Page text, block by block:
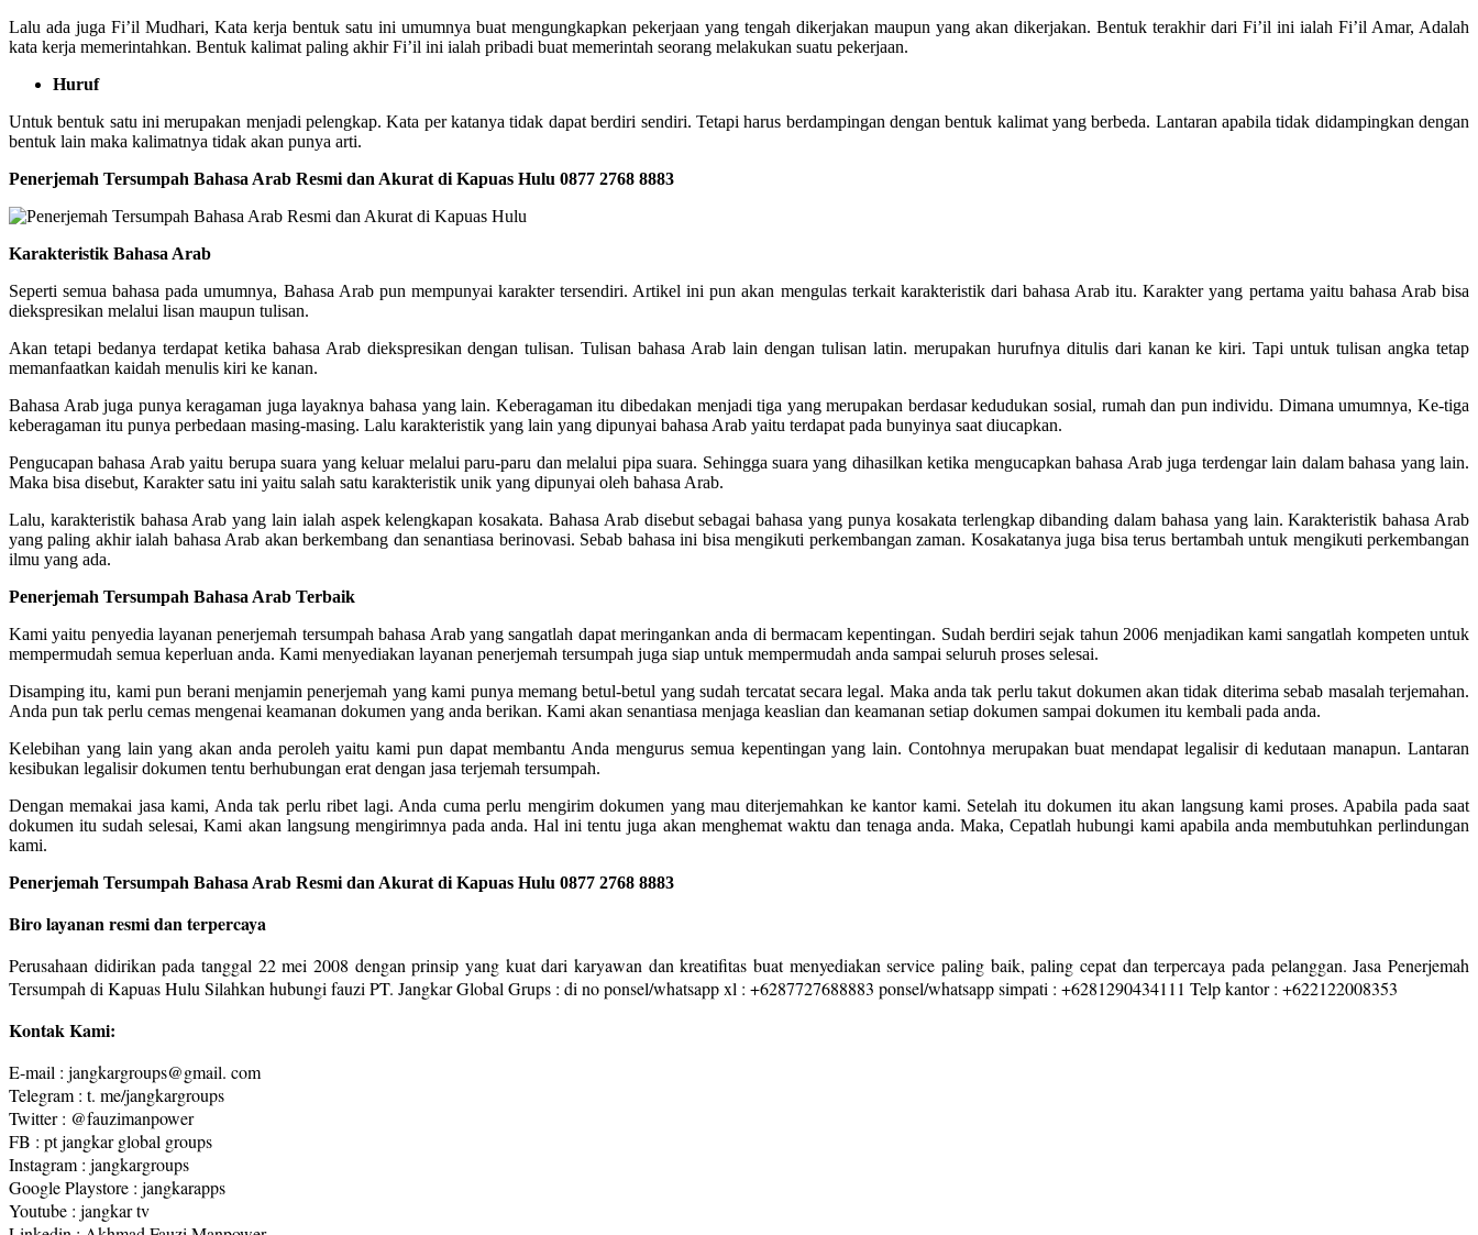
Lalu ada juga Fi’il Mudhari, Kata kerja bentuk satu ini umumnya buat mengungkapkan pekerjaan yang tengah dikerjakan maupun yang akan dikerjakan. Bentuk terakhir dari Fi’il ini ialah Fi’il Amar, Adalah
kata kerja memerintahkan. Bentuk kalimat paling akhir Fi’il ini ialah pribadi buat memerintah seorang melakukan suatu pekerjaan.
Huruf
Untuk bentuk satu ini merupakan menjadi pelengkap. Kata per katanya tidak dapat berdiri sendiri. Tetapi harus berdampingan dengan bentuk kalimat yang berbeda. Lantaran apabila tidak didampingkan dengan
bentuk lain maka kalimatnya tidak akan punya arti.
Penerjemah Tersumpah Bahasa Arab Resmi dan Akurat di Kapuas Hulu 0877 2768 8883
Karakteristik Bahasa Arab
Seperti semua bahasa pada umumnya, Bahasa Arab pun mempunyai karakter tersendiri. Artikel ini pun akan mengulas terkait karakteristik dari bahasa Arab itu. Karakter yang pertama yaitu bahasa Arab bisa
diekspresikan melalui lisan maupun tulisan.
Akan tetapi bedanya terdapat ketika bahasa Arab diekspresikan dengan tulisan. Tulisan bahasa Arab lain dengan tulisan latin. merupakan hurufnya ditulis dari kanan ke kiri. Tapi untuk tulisan angka tetap
memanfaatkan kaidah menulis kiri ke kanan.
Bahasa Arab juga punya keragaman juga layaknya bahasa yang lain. Keberagaman itu dibedakan menjadi tiga yang merupakan berdasar kedudukan sosial, rumah dan pun individu. Dimana umumnya, Ke-tiga
keberagaman itu punya perbedaan masing-masing. Lalu karakteristik yang lain yang dipunyai bahasa Arab yaitu terdapat pada bunyinya saat diucapkan.
Pengucapan bahasa Arab yaitu berupa suara yang keluar melalui paru-paru dan melalui pipa suara. Sehingga suara yang dihasilkan ketika mengucapkan bahasa Arab juga terdengar lain dalam bahasa yang lain.
Maka bisa disebut, Karakter satu ini yaitu salah satu karakteristik unik yang dipunyai oleh bahasa Arab.
Lalu, karakteristik bahasa Arab yang lain ialah aspek kelengkapan kosakata. Bahasa Arab disebut sebagai bahasa yang punya kosakata terlengkap dibanding dalam bahasa yang lain. Karakteristik bahasa Arab
yang paling akhir ialah bahasa Arab akan berkembang dan senantiasa berinovasi. Sebab bahasa ini bisa mengikuti perkembangan zaman. Kosakatanya juga bisa terus bertambah untuk mengikuti perkembangan
ilmu yang ada.
Penerjemah Tersumpah Bahasa Arab Terbaik
Kami yaitu penyedia layanan penerjemah tersumpah bahasa Arab yang sangatlah dapat meringankan anda di bermacam kepentingan. Sudah berdiri sejak tahun 2006 menjadikan kami sangatlah kompeten untuk
mempermudah semua keperluan anda. Kami menyediakan layanan penerjemah tersumpah juga siap untuk mempermudah anda sampai seluruh proses selesai.
Disamping itu, kami pun berani menjamin penerjemah yang kami punya memang betul-betul yang sudah tercatat secara legal. Maka anda tak perlu takut dokumen akan tidak diterima sebab masalah terjemahan.
Anda pun tak perlu cemas mengenai keamanan dokumen yang anda berikan. Kami akan senantiasa menjaga keaslian dan keamanan setiap dokumen sampai dokumen itu kembali pada anda.
Kelebihan yang lain yang akan anda peroleh yaitu kami pun dapat membantu Anda mengurus semua kepentingan yang lain. Contohnya merupakan buat mendapat legalisir di kedutaan manapun. Lantaran
kesibukan legalisir dokumen tentu berhubungan erat dengan jasa terjemah tersumpah.
Dengan memakai jasa kami, Anda tak perlu ribet lagi. Anda cuma perlu mengirim dokumen yang mau diterjemahkan ke kantor kami. Setelah itu dokumen itu akan langsung kami proses. Apabila pada saat
dokumen itu sudah selesai, Kami akan langsung mengirimnya pada anda. Hal ini tentu juga akan menghemat waktu dan tenaga anda. Maka, Cepatlah hubungi kami apabila anda membutuhkan perlindungan
kami.
Penerjemah Tersumpah Bahasa Arab Resmi dan Akurat di Kapuas Hulu 0877 2768 8883
Biro layanan resmi dan terpercaya
Perusahaan didirikan pada tanggal 22 mei 2008 dengan prinsip yang kuat dari karyawan dan kreatifitas buat menyediakan service paling baik, paling cepat dan terpercaya pada pelanggan. Jasa Penerjemah
Tersumpah di Kapuas Hulu Silahkan hubungi fauzi PT. Jangkar Global Grups : di no ponsel/whatsapp xl : +6287727688883 ponsel/whatsapp simpati : +6281290434111 Telp kantor : +622122008353
Kontak Kami:
E-mail : jangkargroups@gmail. com
Telegram : t. me/jangkargroups
Twitter : @fauzimanpower
FB : pt jangkar global groups
Instagram : jangkargroups
Google Playstore : jangkarapps
Youtube : jangkar tv